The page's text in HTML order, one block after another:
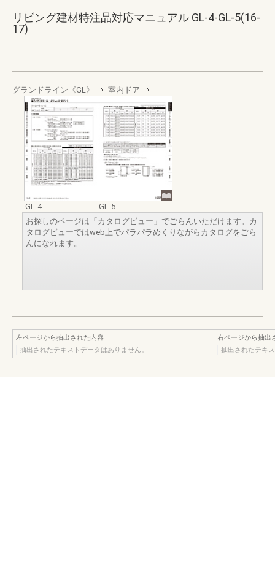
リビング建材特注品対応マニュアル GL-4-GL-5(16-
17)
グランドライン《GL》 室内ドア
GL-4
GL-5
お探しのページは「カタログビュー」でごらんいただけます。カ
タログビューではweb上でパラパラめくりながらカタログをごら
んになれます。
左ページから抽出された内容
抽出されたテキストデータはありません。
右ページから抽出
抽出されたテキ